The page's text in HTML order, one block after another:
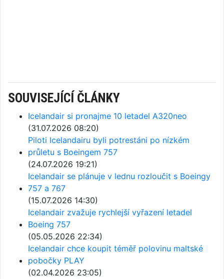
SOUVISEJÍCÍ ČLÁNKY
Icelandair si pronajme 10 letadel A320neo
(31.07.2026 08:20)
Piloti Icelandairu byli potrestáni po nízkém
průletu s Boeingem 757
(24.07.2026 19:21)
Icelandair se plánuje v lednu rozloučit s Boeingy
757 a 767
(15.07.2026 14:30)
Icelandair zvažuje rychlejší vyřazení letadel
Boeing 757
(05.05.2026 22:34)
Icelandair chce koupit téměř polovinu maltské
pobočky PLAY
(02.04.2026 23:05)